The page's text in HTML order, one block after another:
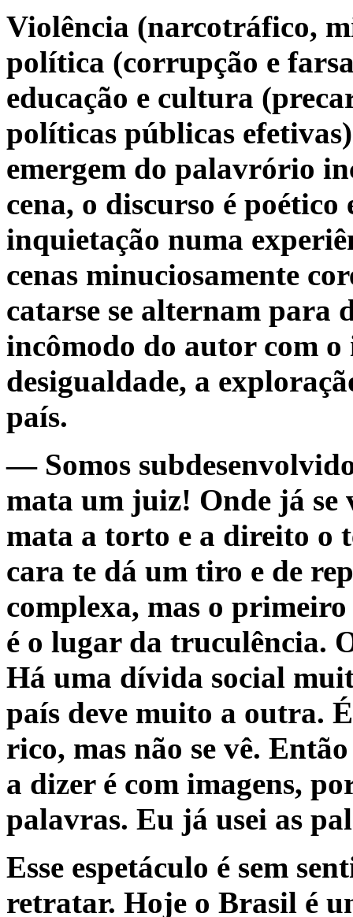
Violência (narcotráfico,
política (corrupção e
educação e cultura
políticas públicas
emergem do palavrório
cena, o discurso é
inquietação numa
cenas minuciosamente
catarse se alternam para
incômodo do autor com
desigualdade, a
país.
— Somos
mata um juiz! Onde já se
mata a torto e a direito o
cara te dá um tiro e de
complexa, mas o
é o lugar da truculência.
Há uma dívida social
país deve muito a outra.
rico, mas não se vê.
a dizer é com imagens,
palavras. Eu já usei as
Esse espetáculo é sem
retratar. Hoje o Brasil é